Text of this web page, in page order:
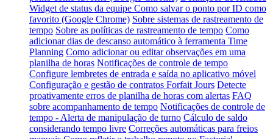
Widget de status da equipe Como salvar o ponto por ID como
favorito (Google Chrome) Sobre sistemas de rastreamento de
tempo Sobre as políticas de rastreamento de tempo Como
adicionar dias de descanso automático à ferramenta Time
Planning Como adicionar ou editar observações em uma
planilha de horas Notificações de controle de tempo
Configure lembretes de entrada e saída no aplicativo móvel
Configuração e gestão de contratos Forfait Jours Detecte
proativamente erros de planilha de horas com alertas FAQ
sobre acompanhamento de tempo Notificações de controle de
tempo - Alerta de manipulação de turno Cálculo de saldo
considerando tempo livre Correções automáticas para freios